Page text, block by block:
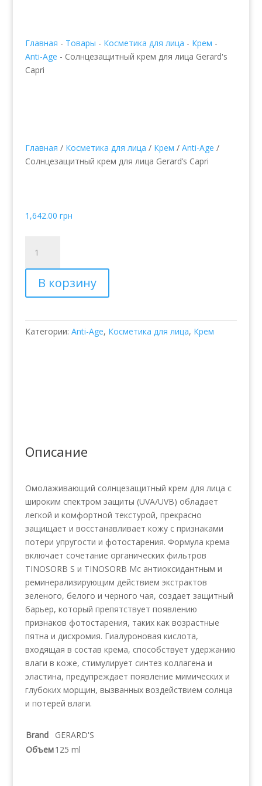
Главная - Товары - Косметика для лица - Крем -
Anti-Age - Солнцезащитный крем для лица Gerard's
Capri
Главная / Косметика для лица / Крем / Anti-Age /
Солнцезащитный крем для лица Gerard’s Capri
1,642.00 грн
товара
Солнцезащитный
крем
для
Gerard's
Capri
В корзину
Категории: Anti-Age, Косметика для лица, Крем
Описание
Омолаживающий солнцезащитный крем для лица с
широким спектром защиты (UVA/UVB) обладает
легкой и комфортной текстурой, прекрасно
защищает и восстанавливает кожу с признаками
потери упругости и фотостарения. Формула крема
включает сочетание органических фильтров
TINOSORB S и TINOSORB Mс антиоксидантным и
реминерализирующим действием экстрактов
зеленого, белого и черного чая, создает защитный
барьер, который препятствует появлению
признаков фотостарения, таких как возрастные
пятна и дисхромия. Гиалуроновая кислота,
входящая в состав крема, способствует удержанию
влаги в коже, стимулирует синтез коллагена и
эластина, предупреждает появление мимических и
глубоких морщин, вызванных воздействием солнца
и потерей влаги.
Brand
GERARD'S
Объем125 ml